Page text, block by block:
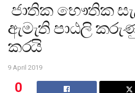
ජාතික භෞතික
ඇමැති පාඨලි කරුණු
කරයි
9 April 2019
0